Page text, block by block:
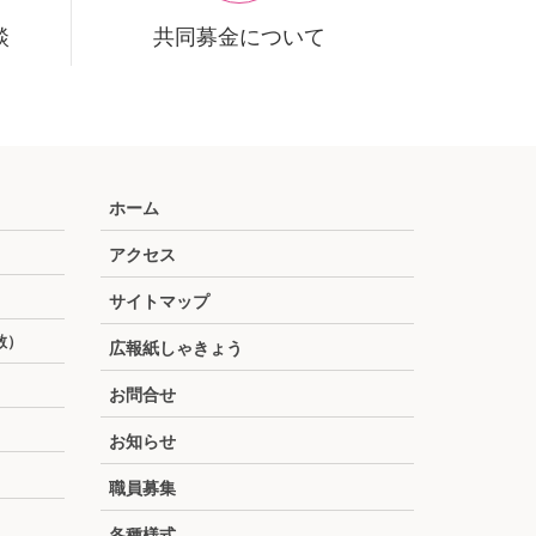
共同募金について
ホーム
アクセス
サイトマップ
広報紙しゃきょう
お問合せ
お知らせ
職員募集